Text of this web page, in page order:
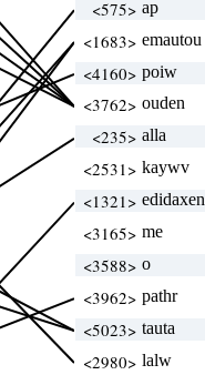
<575> ap
<1683> emautou
<4160> poiw
<3762> ouden
<235> alla
<2531> kaywv
<1321> edidaxen
<3165> me
<3588> o
<3962> pathr
<5023> tauta
<2980> lalw